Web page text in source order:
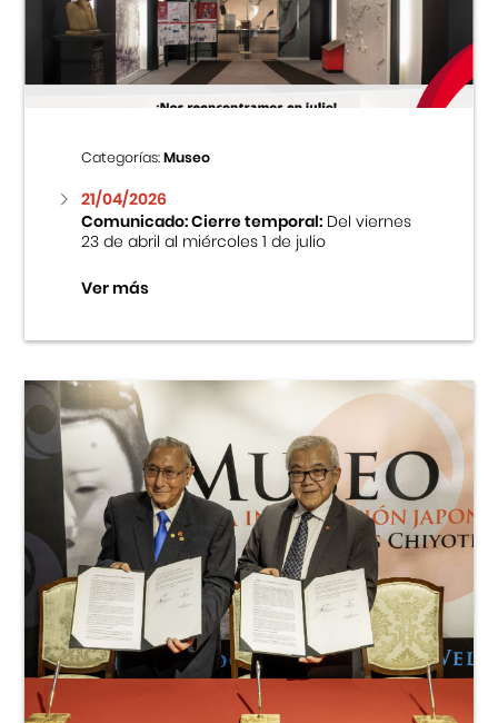
Centro Cultural Peruano Japonés
Museo de la Inmigración Japonesa
Fondo Editorial
Teatro Peruano Japonés
Categorías:Museo
21/04/2026
Comunicado: Cierre temporal:Del viernes
23 de abril al miércoles 1 de julio
Ver más